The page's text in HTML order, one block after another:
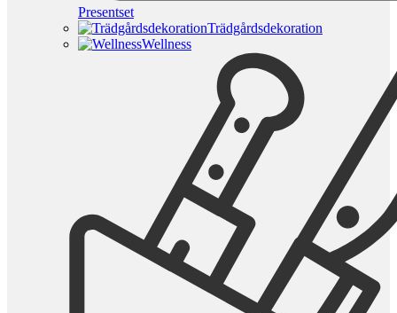
Presentset
Trädgårdsdekoration
Wellness